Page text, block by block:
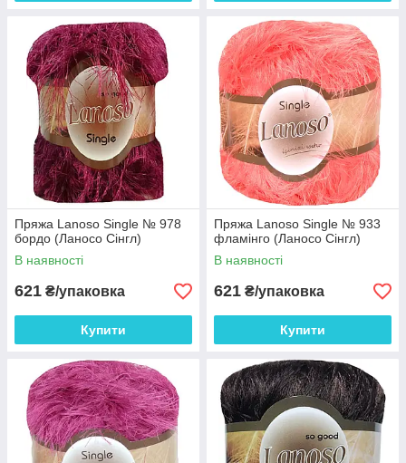
Пряжа Lanoso Single № 978
бордо (Ланосо Сінгл)
В наявності
621 ₴/упаковка
Купити
Пряжа Lanoso Single № 933
фламінго (Ланосо Сінгл)
В наявності
621 ₴/упаковка
Купити